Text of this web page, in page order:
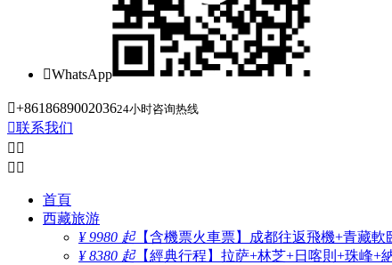
WhatsApp
+861868900203624小时咨询热线
联系我们
 
 
首頁
西藏旅游
¥ 9980 起【含機票火車票】成都往返飛機+青藏軟
¥ 8380 起【經典行程】拉萨+林芝+日喀則+珠峰+